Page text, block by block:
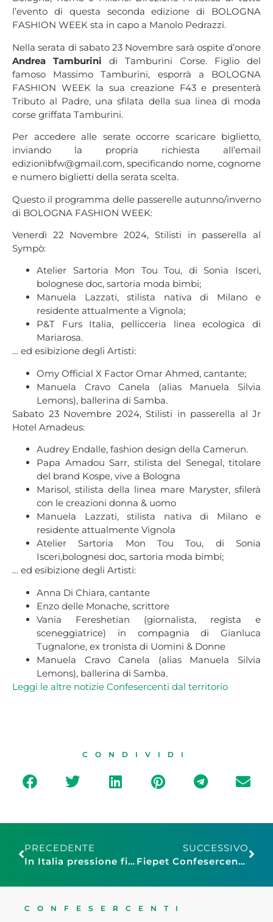
l’evento di questa seconda edizione di BOLOGNA
FASHION WEEK sta in capo a Manolo Pedrazzi.
Nella serata di sabato 23 Novembre sarà ospite d’onore
Andrea Tamburini di Tamburini Corse. Figlio del
famoso Massimo Tamburini, esporrà a BOLOGNA
FASHION WEEK la sua creazione F43 e presenterà
Tributo al Padre, una sfilata della sua linea di moda
corse griffata Tamburini.
Per accedere alle serate occorre scaricare biglietto,
inviando la propria richiesta all’email
edizionibfw@gmail.com, specificando nome, cognome
e numero biglietti della serata scelta.
Questo il programma delle passerelle autunno/inverno
di BOLOGNA FASHION WEEK:
Venerdì 22 Novembre 2024, Stilisti in passerella al
Sympò:
Atelier Sartoria Mon Tou Tou, di Sonia Isceri,
bolognese doc, sartoria moda bimbi;
Manuela Lazzati, stilista nativa di Milano e
residente attualmente a Vignola;
P&T Furs Italia, pellicceria linea ecologica di
Mariarosa.
… ed esibizione degli Artisti:
Omy Official X Factor Omar Ahmed, cantante;
Manuela Cravo Canela (alias Manuela Silvia
Lemons), ballerina di Samba.
Sabato 23 Novembre 2024, Stilisti in passerella al Jr
Hotel Amadeus:
Audrey Endalle, fashion design della Camerun.
Papa Amadou Sarr, stilista del Senegal, titolare
del brand Kospe, vive a Bologna
Marisol, stilista della linea mare Maryster, sfilerà
con le creazioni donna & uomo
Manuela Lazzati, stilista nativa di Milano e
residente attualmente Vignola
Atelier Sartoria Mon Tou Tou, di Sonia
Isceri,bolognesi doc, sartoria moda bimbi;
… ed esibizione degli Artisti:
Anna Di Chiara, cantante
Enzo delle Monache, scrittore
Vania Fereshetian (giornalista, regista e
sceneggiatrice) in compagnia di Gianluca
Tugnalone, ex tronista di Uomini & Donne
Manuela Cravo Canela (alias Manuela Silvia
Lemons), ballerina di Samba.
Leggi le altre notizie Confesercenti dal territorio
CONDIVIDI
PRECEDENTE
In Italia pressione fiscale al 42,8%, terza tra Paesi Ocse
SUCCESSIVO
Fiepet Confesercenti Torino: buoni pasto, approvato l’emendamento: tetto massimo del 5% alle commissioni anche per il settore privato
CONFESERCENTI